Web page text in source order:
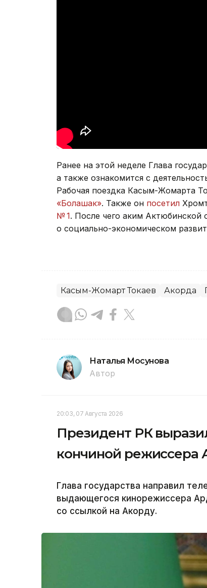
Ранее на этой неделе Глава
а также ознакомится с
Рабочая поездка Касым-Жомарта
«Болашак». Также он посетил
№ 1. После чего аким Актюбинской
о социально-экономическом
Касым-Жомарт Токаев Акорда
Наталья Мосунова
Автор
20:03, 07 Августа 2026
Президент РК
кончиной режиссера
Глава государства направил
выдающегося кинорежиссера
со ссылкой на Акорду.